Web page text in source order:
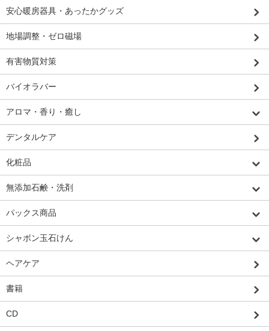
安心暖房器具・あったかグッズ
地場調整・ゼロ磁場
有害物質対策
バイオラバー
アロマ・香り・癒し
デンタルケア
化粧品
無添加石鹸・洗剤
パックス商品
シャボン玉石けん
ヘアケア
書籍
CD